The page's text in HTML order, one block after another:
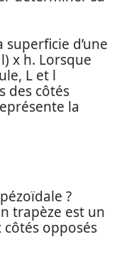
d’une
x h. Lorsque
L et l
des côtés
la
?
trapèze est un
opposés